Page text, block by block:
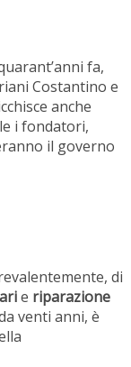
fa,
Costantino e
anche
i fondatori,
il governo
di
e riparazione
venti anni, è